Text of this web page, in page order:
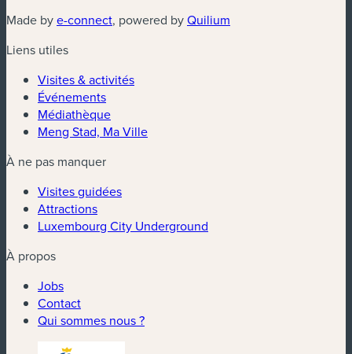
Made bye-connect, powered byQuilium
Liens utiles
Visites & activités
Événements
Médiathèque
Meng Stad, Ma Ville
À ne pas manquer
Visites guidées
Attractions
Luxembourg City Underground
À propos
Jobs
Contact
Qui sommes nous ?